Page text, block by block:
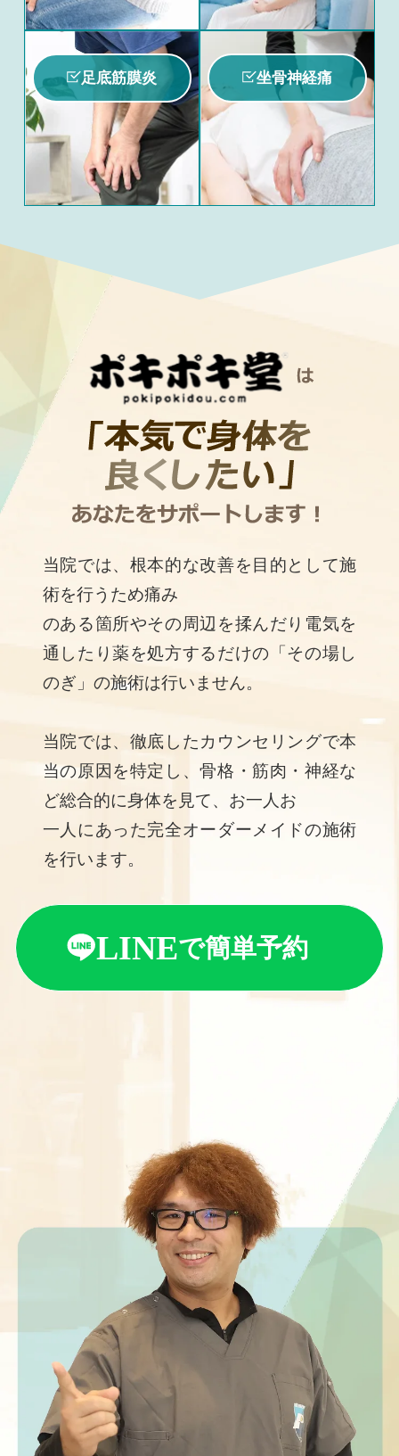
足底筋膜炎 坐骨神経痛
当院では、根本的な改善を⽬的として施
術を⾏うため痛み
のある箇所やその周辺を揉んだり電気を
通したり薬を処⽅するだけの「その場し
のぎ」の施術は⾏いません。
当院では、徹底したカウンセリングで本
当の原因を特定し、⾻格・筋⾁・神経な
ど総合的に⾝体を⾒て、お⼀⼈お
⼀⼈にあった完全オーダーメイドの施術
を⾏います。
LINEで簡単予約